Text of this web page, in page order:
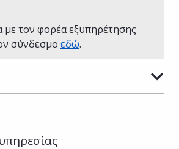
με τον φορέα εξυπηρέτησης
σύνδεσμο εδώ.